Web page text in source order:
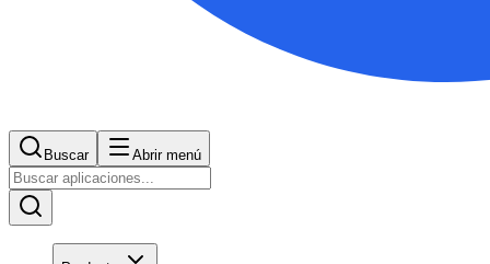
Buscar Abrir menú